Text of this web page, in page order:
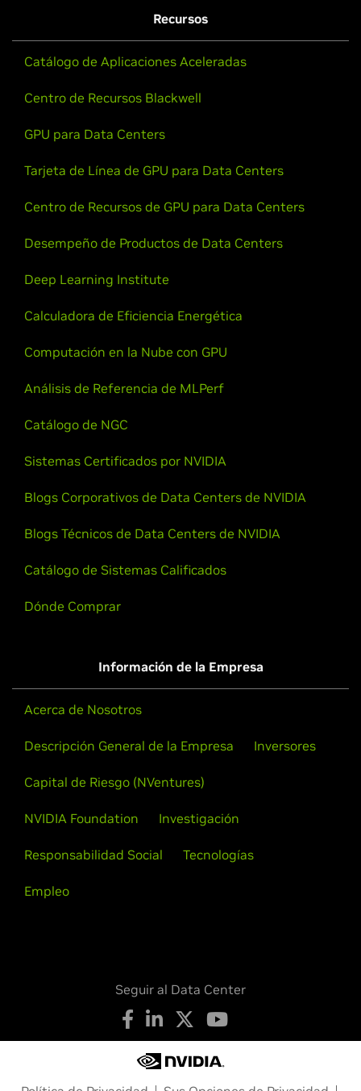
Recursos
Catálogo de Aplicaciones Aceleradas
Centro de Recursos Blackwell
GPU para Data Centers
Tarjeta de Línea de GPU para Data Centers
Centro de Recursos de GPU para Data Centers
Desempeño de Productos de Data Centers
Deep Learning Institute
Calculadora de Eficiencia Energética
Computación en la Nube con GPU
Análisis de Referencia de MLPerf
Catálogo de NGC
Sistemas Certificados por NVIDIA
Blogs Corporativos de Data Centers de NVIDIA
Blogs Técnicos de Data Centers de NVIDIA
Catálogo de Sistemas Calificados
Dónde Comprar
Información de la Empresa
Acerca de Nosotros
Descripción General de la Empresa Inversores
Capital de Riesgo (NVentures)
NVIDIA Foundation Investigación
Responsabilidad Social Tecnologías
Empleo
Seguir al Data Center